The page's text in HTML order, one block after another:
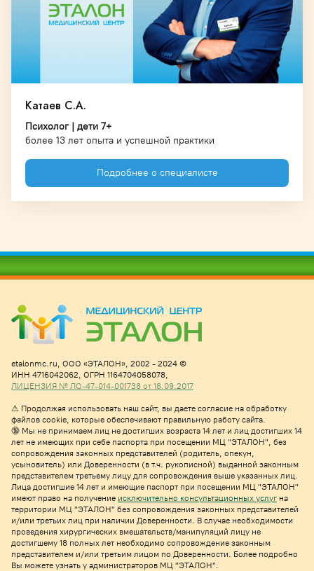
Катаев С.А.
Психолог | дети 7+
более 13 лет опыта и успешной практики
Подробнее о специалисте
etalonmc.ru, ООО «ЭТАЛОН», 2002 - 2024 ©
ИНН 4716042062, ОГРН 1164704058078,
ЛИЦЕНЗИЯ № ЛО-47-014-001738 от 18.09.2017
⚠ Продолжая использовать наш сайт, вы даете согласие на обработку
файлов cookie, которые обеспечивают правильную работу сайта.
🔞 Мы не принимаем лиц не достигших возраста 14 лет и лиц достигших 14
лет не имеющих при себе паспорта при посещении МЦ "ЭТАЛОН", без
сопровождения законных представителей (родитель, опекун,
усыновитель) или Доверенности (в т.ч. рукописной) выданной законным
представителем третьему лицу для сопровождения выше указанных лиц.
Лица достигшие 14 лет и имеющие паспорт при посещении МЦ "ЭТАЛОН"
имеют право на получение исключительно консультационных услуг на
территории МЦ "ЭТАЛОН" без сопровождения законных представителей
и/или третьих лиц при наличии Доверенности. В случае необходимости
проведения хирургических вмешательств/манипуляций лицу не
достигшему 18 полных лет необходимо сопровождение законным
представителем и/или третьим лицом по Доверенности. Более подробно
Вы можете узнать у администраторов МЦ "ЭТАЛОН".